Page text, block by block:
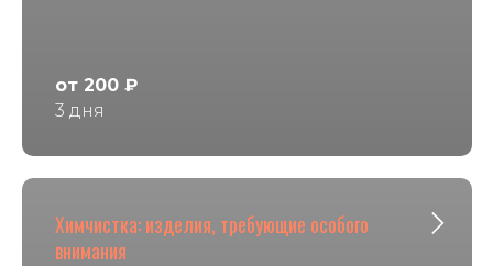
от 200 ₽
3 дня
Химчистка: изделия, требующие особого
внимания